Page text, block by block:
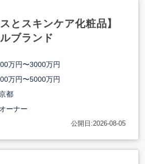
とスキンケア化粧品】
ブランド
万円〜3000万円
万円〜5000万円
都
ーナー
公開日:2026-08-05